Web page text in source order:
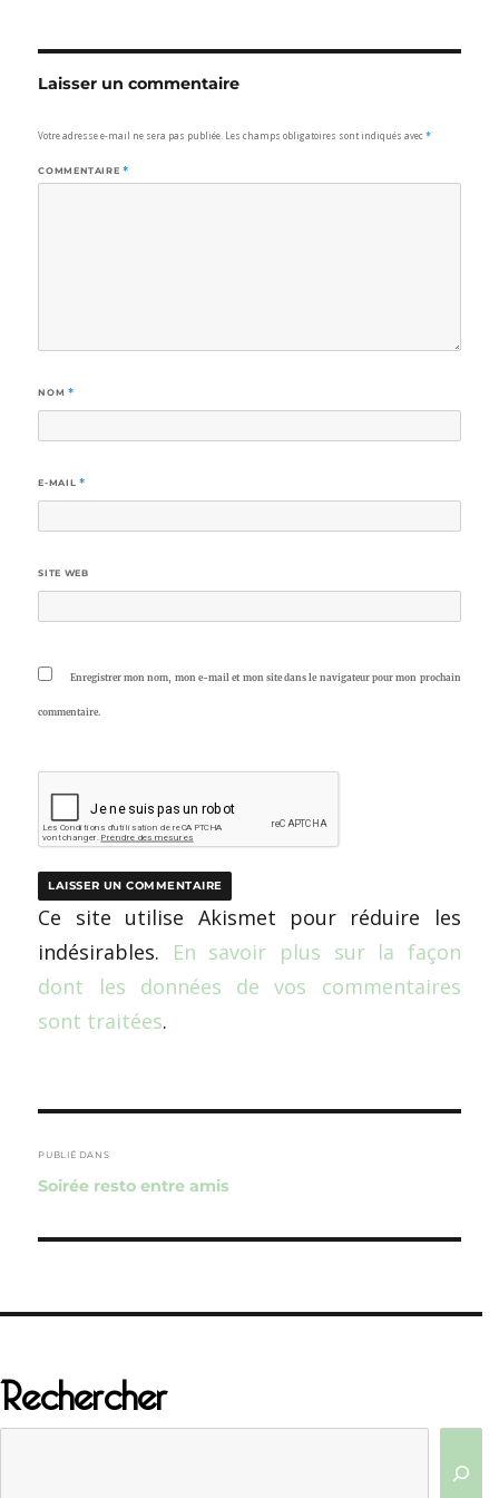
Laisser un commentaire
Votre adresse e-mail ne sera pas publiée. Les champs obligatoires sont indiqués avec*
COMMENTAIRE *
NOM *
E-MAIL *
SITE WEB
Enregistrer mon nom, mon e-mail et mon site dans le navigateur pour mon prochain
commentaire.
Ce site utilise Akismet pour réduire les
indésirables. En savoir plus sur la façon
dont les données de vos commentaires
sont traitées.
de
l’article
PUBLIÉ DANS
Soirée resto entre amis
Rechercher